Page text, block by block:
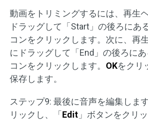
動画をトリミングするには、再生
ドラッグして「Start」の後ろにあ
コンをクリックします。次に、再
にドラッグして「End」の後ろに
コンをクリックします。 OKをクリ
保存します。
ステップ9: 最後に音声を編集しま
リックし、「 Edit 」ボタンをクリ